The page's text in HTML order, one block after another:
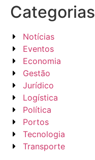
Categorias
Notícias
Eventos
Economia
Gestão
Jurídico
Logística
Política
Portos
Tecnologia
Transporte